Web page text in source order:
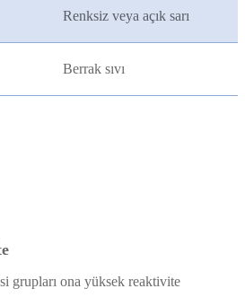
Renksiz veya açık sarı
Berrak sıvı
grupları ona yüksek reaktivite